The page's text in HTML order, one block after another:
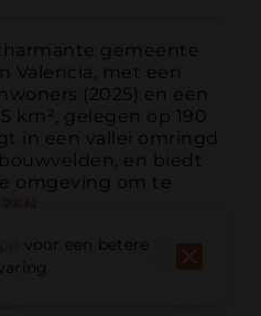
gemeente
Valencia, met een
(2025) en een
km², gelegen op 190
in een vallei omringd
en biedt
omgeving om te
voor een betere